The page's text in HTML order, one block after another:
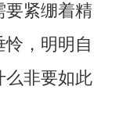
要紧绷着精
，明明自
么非要如此